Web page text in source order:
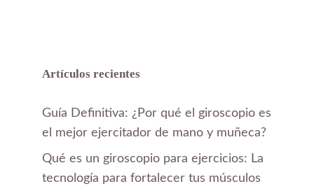
Artículos recientes
Guía Definitiva: ¿Por qué el giroscopio es
el mejor ejercitador de mano y muñeca?
Qué es un giroscopio para ejercicios: La
tecnología para fortalecer tus músculos